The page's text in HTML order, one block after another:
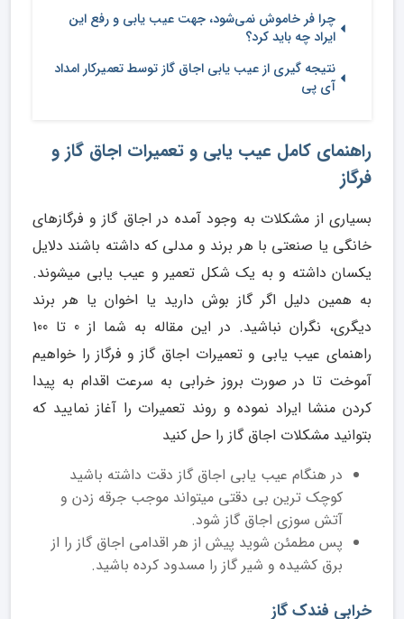
چرا فر خاموش نمی‌شود، جهت عیب یابی و رفع این
ایراد چه باید کرد؟
نتیجه گیری از عیب یابی اجاق گاز توسط تعمیرکار امداد
آی پی
راهنمای کامل عیب یابی و تعمیرات اجاق گاز و
فرگاز
بسیاری از مشکلات به وجود آمده در اجاق گاز و فرگازهای
خانگی یا صنعتی با هر برند و مدلی که داشته باشند دلایل
یکسان داشته و به یک شکل تعمیر و عیب یابی میشوند.
به همین دلیل اگر گاز بوش دارید یا اخوان یا هر برند
دیگری، نگران نباشید. در این مقاله به شما از 0 تا 100
راهنمای عیب یابی و تعمیرات اجاق گاز و فرگاز را خواهیم
آموخت تا در صورت بروز خرابی به سرعت اقدام به پیدا
کردن منشا ایراد نموده و روند تعمیرات را آغاز نمایید که
بتوانید مشکلات اجاق گاز را حل کنید
در هنگام عیب یابی اجاق گاز دقت داشته باشید
کوچک ترین بی دقتی میتواند موجب جرقه زدن و
آتش سوزی اجاق گاز شود.
پس مطمئن شوید پیش از هر اقدامی اجاق گاز را از
برق کشیده و شیر گاز را مسدود کرده باشید.
خرابی فندک گاز